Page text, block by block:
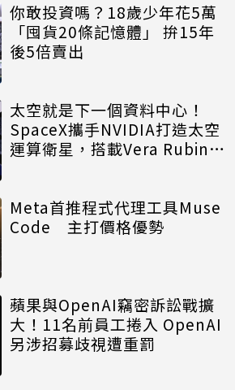
你敢投資嗎？18歲少年花5萬
「囤貨20條記憶體」 拚15年
後5倍賣出
太空就是下一個資料中心！
SpaceX攜手NVIDIA打造太空
運算衛星，搭載Vera Rubin運
Meta首推程式代理工具Muse
Code 主打價格優勢
蘋果與OpenAI竊密訴訟戰擴
大！11名前員工捲入 OpenAI
另涉招募歧視遭重罰